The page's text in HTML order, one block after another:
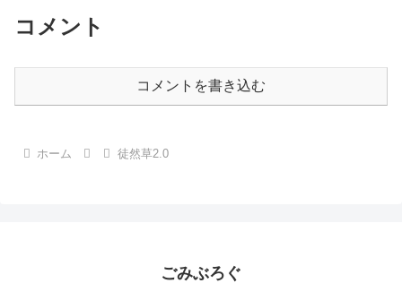
コメント
コメントを書き込む
ホーム 徒然草2.0
ごみぶろぐ